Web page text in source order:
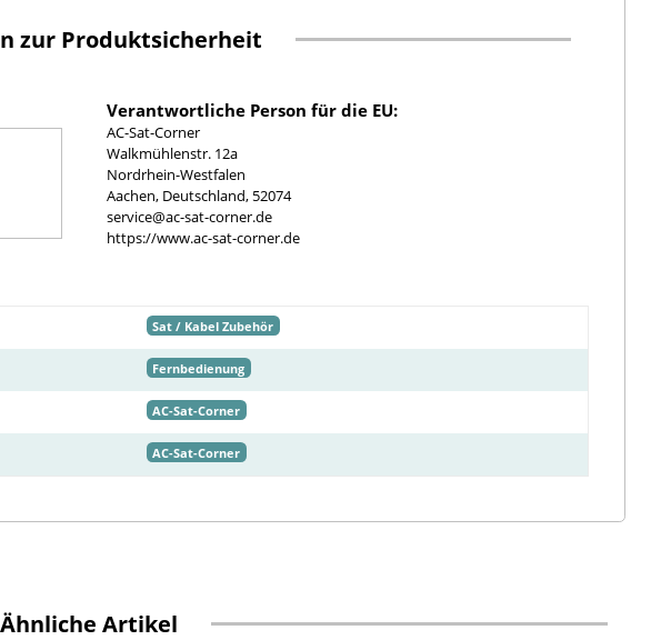
zur Produktsicherheit
Verantwortliche Person für die EU:
AC-Sat-Corner
Walkmühlenstr. 12a
Nordrhein-Westfalen
Aachen, Deutschland, 52074
service@ac-sat-corner.de
https://www.ac-sat-corner.de
Sat / Kabel Zubehör
Fernbedienung
AC-Sat-Corner
AC-Sat-Corner
Ähnliche Artikel